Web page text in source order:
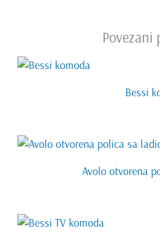
Povezani
Bessi
Avolo otvorena